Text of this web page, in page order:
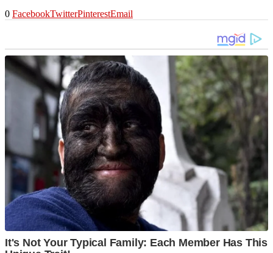
0 FacebookTwitterPinterestEmail